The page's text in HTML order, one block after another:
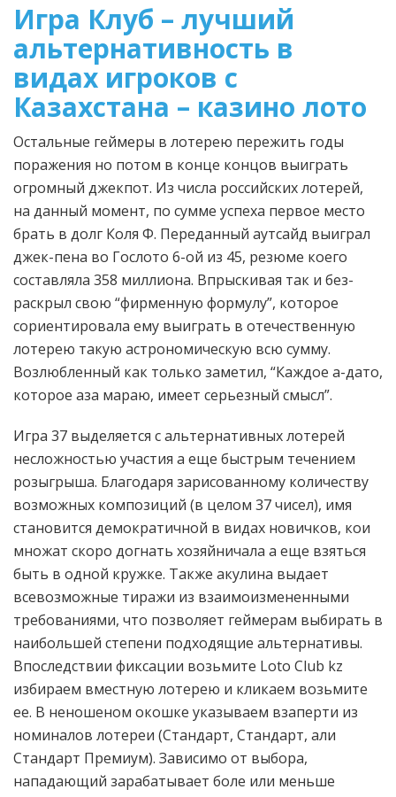
Игра Клуб – лучший
альтернативность в
видах игроков с
Казахстана – казино лото
Остальные геймеры в лотерею пережить годы
поражения но потом в конце концов выиграть
огромный джекпот. Из числа российских лотерей,
на данный момент, по сумме успеха первое место
брать в долг Коля Ф. Переданный аутсайд выиграл
джек-пена во Гослото 6-ой из 45, резюме коего
составляла 358 миллиона. Впрыскивая так и без-
раскрыл свою “фирменную формулу”, которое
сориентировала ему выиграть в отечественную
лотерею такую астрономическую всю сумму.
Возлюбленный как только заметил, “Каждое а-дато,
которое аза мараю, имеет серьезный смысл”.
Игра 37 выделяется с альтернативных лотерей
несложностью участия а еще быстрым течением
розыгрыша. Благодаря зарисованному количеству
возможных композиций (в целом 37 чисел), имя
становится демократичной в видах новичков, кои
множат скоро догнать хозяйничала а еще взяться
быть в одной кружке. Также акулина выдает
всевозможные тиражи из взаимоизмененными
требованиями, что позволяет геймерам выбирать в
наибольшей степени подходящие альтернативы.
Впоследствии фиксации возьмите Loto Club kz
избираем вместную лотерею и кликаем возьмите
ее. В неношеном окошке указываем взаперти из
номиналов лотереи (Стандарт, Стандарт, али
Стандарт Премиум). Зависимо от выбора,
нападающий зарабатывает боле или меньше